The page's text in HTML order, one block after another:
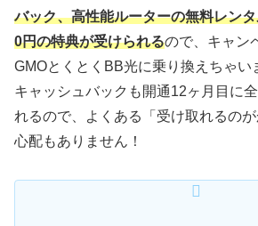
バック、高性能ルーターの無料レン
0円の特典が受けられるので、キャン
GMOとくとくBB光に乗り換えちゃい
キャッシュバックも開通12ヶ月目に
れるので、よくある「受け取れるの
心配もありません！